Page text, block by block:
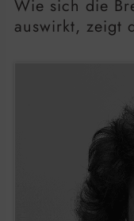
Wie sich die
auswirkt, zeigt